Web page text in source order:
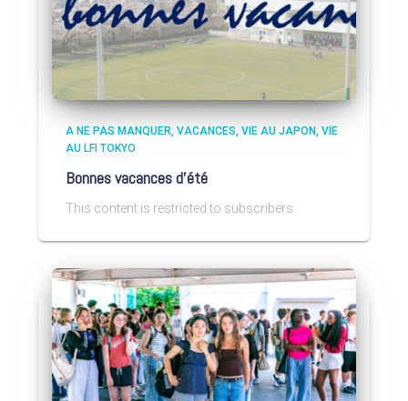
A NE PAS MANQUER VACANCES VIE AU JAPON VIE
AU LFI TOKYO
Bonnes vacances d’été
This content is restricted to subscribers